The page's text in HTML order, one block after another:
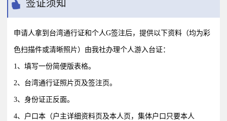
签证须知
申请人拿到台湾通行证和个人G签注后，提供以下资料（均为彩
色扫描件或清晰照片）由我社办理个人游入台证：
1、填写一份简便版表格。
2、台湾通行证照片页及签注页。
3、身份证正反面。
4、户口本（户主详细资料页及本人页，集体户口只要本人